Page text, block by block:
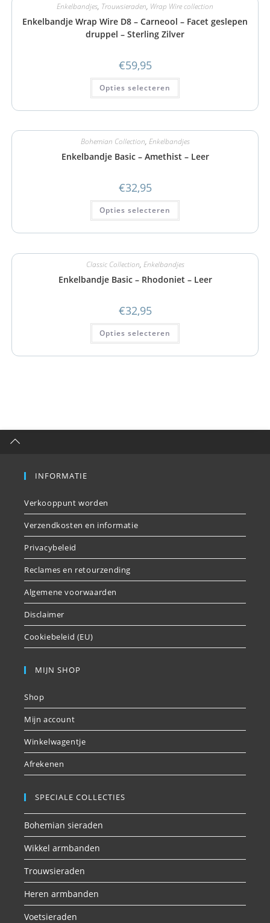
Enkelbandjes, Trouwsieraden, Wrap Wire collection
Enkelbandje Wrap Wire D8 – Carneool – Facet geslepen
druppel – Sterling Zilver
€59,95
Opties selecteren
Bohemian Collection, Enkelbandjes
Enkelbandje Basic – Amethist – Leer
€32,95
Opties selecteren
Classic Collection, Enkelbandjes
Enkelbandje Basic – Rhodoniet – Leer
€32,95
Opties selecteren
INFORMATIE
Verkooppunt worden
Verzendkosten en informatie
Privacybeleid
Reclames en retourzending
Algemene voorwaarden
Disclaimer
Cookiebeleid (EU)
MIJN SHOP
Shop
Mijn account
Winkelwagentje
Afrekenen
SPECIALE COLLECTIES
Bohemian sieraden
Wikkel armbanden
Trouwsieraden
Heren armbanden
Voetsieraden